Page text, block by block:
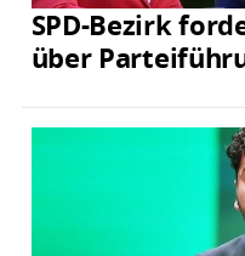
SPD-Bezirk
über